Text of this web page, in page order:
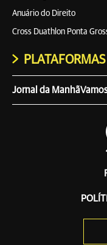
Anuário do Direito
Cross Duathlon Ponta
PLATAFORMAS
Jornal da Manhã